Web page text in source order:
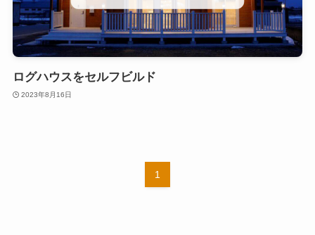
ログハウスをセルフビルド
2023年8月16日
1